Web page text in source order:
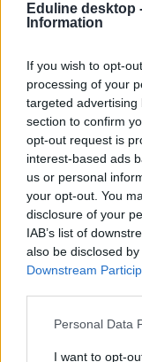
Eduline desktop
Information
If you wish to opt-
processing of your
targeted
section to confirm
opt-out request is
interest-based ads
us or personal
your opt-out. You
disclosure of your
IAB’s list of
also be disclosed
Downstream
Personal Data
I want to opt-